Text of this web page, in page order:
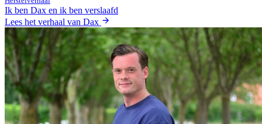
Ik ben Dax en ik ben verslaafd
Lees het verhaal van Dax